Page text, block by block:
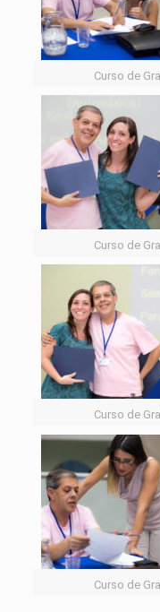
Curso de
Curso de
Curso de
Curso de